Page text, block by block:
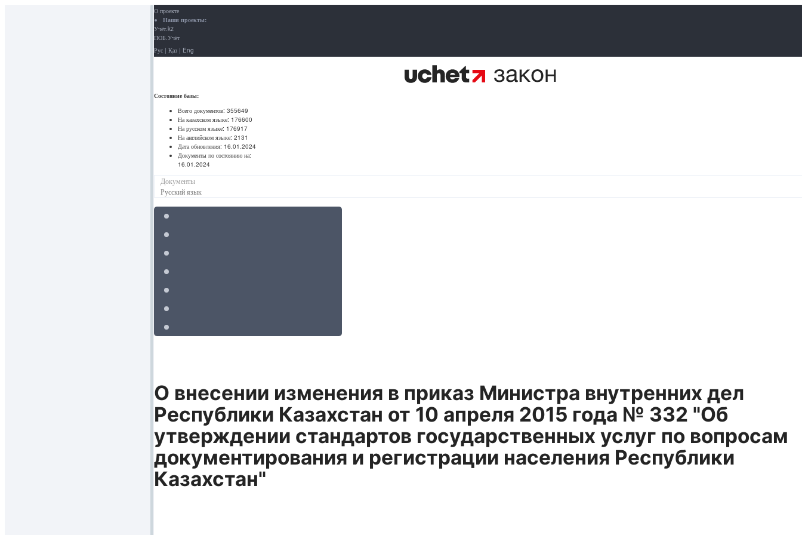
О проекте
Наши проекты:
Учёт.kz
ПОБ.Учёт
Рус | Қаз | Eng
Состояние базы:
Всего документов: 355649
На казахском языке: 176600
На русском языке: 176917
На английском языке: 2131
Дата обновления: 16.01.2024
Документы по состоянию на:
16.01.2024
Документы
Русский язык
О внесении изменения в приказ Министра внутренних дел
Республики Казахстан от 10 апреля 2015 года № 332 "Об
утверждении стандартов государственных услуг по вопросам
документирования и регистрации населения Республики
Казахстан"